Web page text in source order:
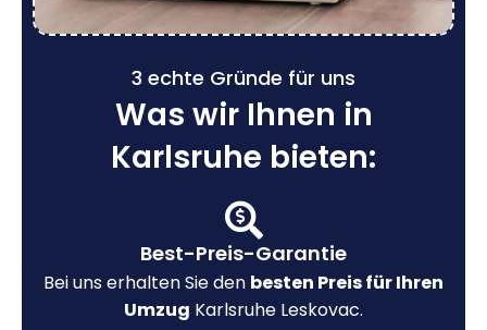
3 echte Gründe für uns
Was wir Ihnen in
Karlsruhe bieten:
Best-Preis-Garantie
Bei uns erhalten Sie den besten Preis für Ihren
Umzug Karlsruhe Leskovac.